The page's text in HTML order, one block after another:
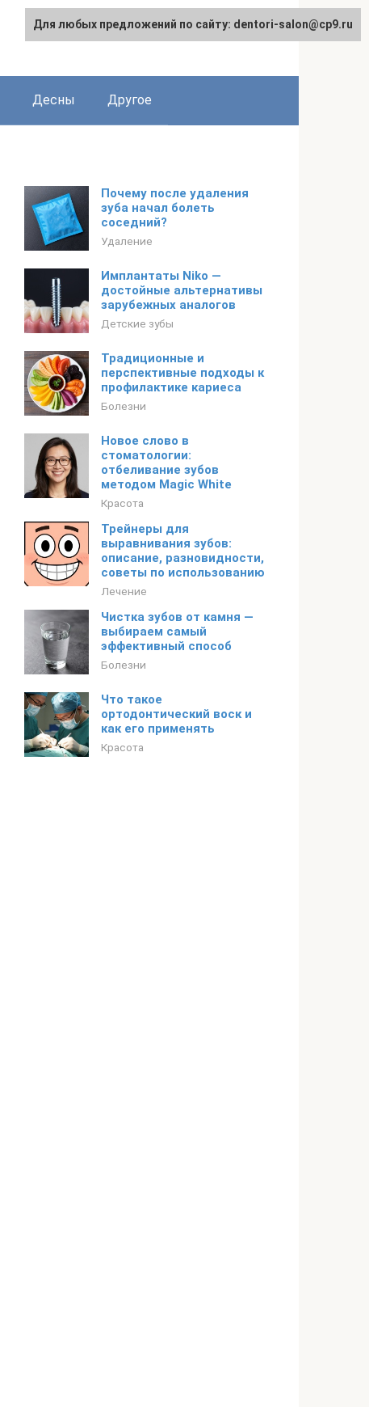
Десны Другое
Почему после удаления
зуба начал болеть
соседний?
Удаление
Имплантаты Niko —
достойные альтернативы
зарубежных аналогов
Детские зубы
Традиционные и
перспективные подходы к
профилактике кариеса
Болезни
Новое слово в
стоматологии:
отбеливание зубов
методом Magic White
Красота
Трейнеры для
выравнивания зубов:
описание, разновидности,
советы по использованию
Лечение
Чистка зубов от камня —
выбираем самый
эффективный способ
Болезни
Что такое
ортодонтический воск и
как его применять
Красота
Для любых предложений по сайту: dentori-salon@cp9.ru